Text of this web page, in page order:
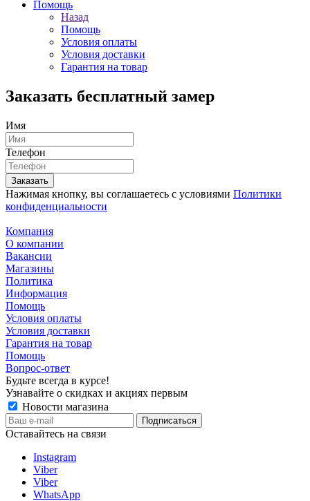
Помощь
Назад
Помощь
Условия оплаты
Условия доставки
Гарантия на товар
Заказать бесплатный замер
Имя
Телефон
Нажимая кнопку, вы соглашаетесь с условиями Политики
конфиденциальности
Компания
О компании
Вакансии
Магазины
Политика
Информация
Помощь
Условия оплаты
Условия доставки
Гарантия на товар
Помощь
Вопрос-ответ
Будьте всегда в курсе!
Узнавайте о скидках и акциях первым
Новости магазина
Оставайтесь на связи
Instagram
Viber
Viber
WhatsApp